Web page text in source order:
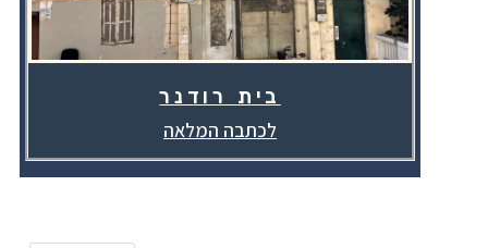
בית רודנר
לכתבה המלאה